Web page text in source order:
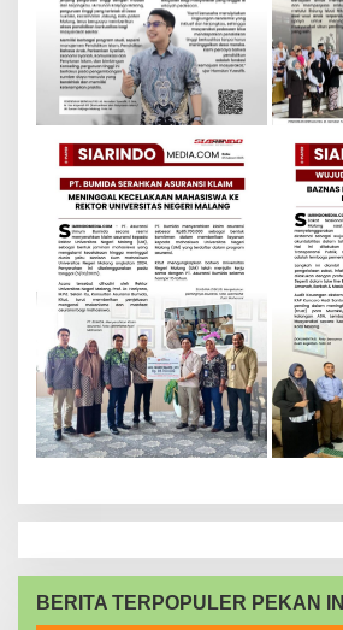
BERITA TERPOPULER PEKAN INI